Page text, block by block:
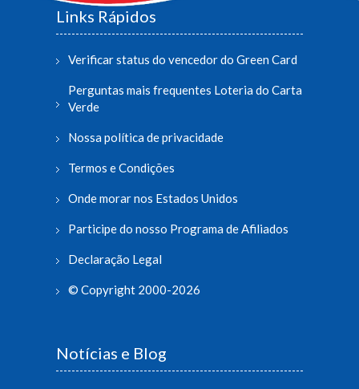
Links Rápidos
Verificar status do vencedor do Green Card
Perguntas mais frequentes Loteria do Carta
Verde
Nossa política de privacidade
Termos e Condições
Onde morar nos Estados Unidos
Participe do nosso Programa de Afiliados
Declaração Legal
© Copyright 2000-2026
Notícias e Blog